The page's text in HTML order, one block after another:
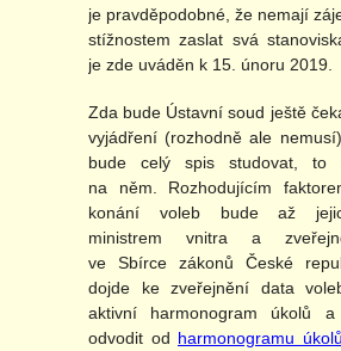
je pravděpodobné, že nemají
stížnostem zaslat svá
je zde uváděn k 15. únoru 2019.
Zda bude Ústavní soud ještě
vyjádření (rozhodně ale
bude celý spis studovat, to
na něm. Rozhodujícím
konání voleb bude až
ministrem vnitra a
ve Sbírce zákonů České
dojde ke zveřejnění data
aktivní harmonogram úkolů
odvodit od harmonogramu